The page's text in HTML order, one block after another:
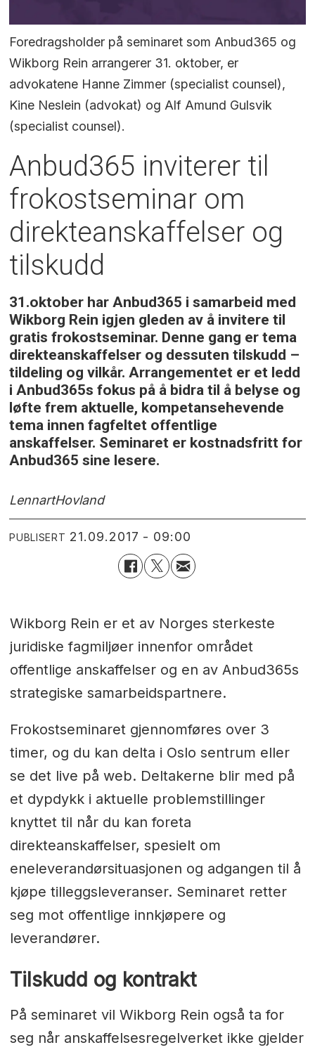
Foredragsholder på seminaret som Anbud365 og
Wikborg Rein arrangerer 31. oktober, er
advokatene Hanne Zimmer (specialist counsel),
Kine Neslein (advokat) og Alf Amund Gulsvik
(specialist counsel).
Anbud365 inviterer til
frokostseminar om
direkteanskaffelser og
tilskudd
31.oktober har Anbud365 i samarbeid med
Wikborg Rein igjen gleden av å invitere til
gratis frokostseminar. Denne gang er tema
direkteanskaffelser og dessuten tilskudd –
tildeling og vilkår. Arrangementet er et ledd
i Anbud365s fokus på å bidra til å belyse og
løfte frem aktuelle, kompetansehevende
tema innen fagfeltet offentlige
anskaffelser. Seminaret er kostnadsfritt for
Anbud365 sine lesere.
LennartHovland
PUBLISERT 21.09.2017 - 09:00
Wikborg Rein er et av Norges sterkeste
juridiske fagmiljøer innenfor området
offentlige anskaffelser og en av Anbud365s
strategiske samarbeidspartnere.
Frokostseminaret gjennomføres over 3
timer, og du kan delta i Oslo sentrum eller
se det live på web. Deltakerne blir med på
et dypdykk i aktuelle problemstillinger
knyttet til når du kan foreta
direkteanskaffelser, spesielt om
eneleverandørsituasjonen og adgangen til å
kjøpe tilleggsleveranser. Seminaret retter
seg mot offentlige innkjøpere og
leverandører.
Tilskudd og kontrakt
På seminaret vil Wikborg Rein også ta for
seg når anskaffelsesregelverket ikke gjelder